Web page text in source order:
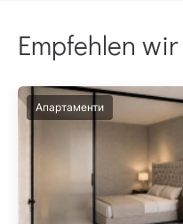
Empfehlen
Апартаменти